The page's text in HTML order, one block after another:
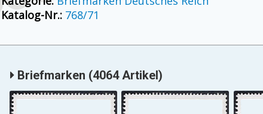
Katalog-Nr.: 768/71
Briefmarken (4064 Artikel)